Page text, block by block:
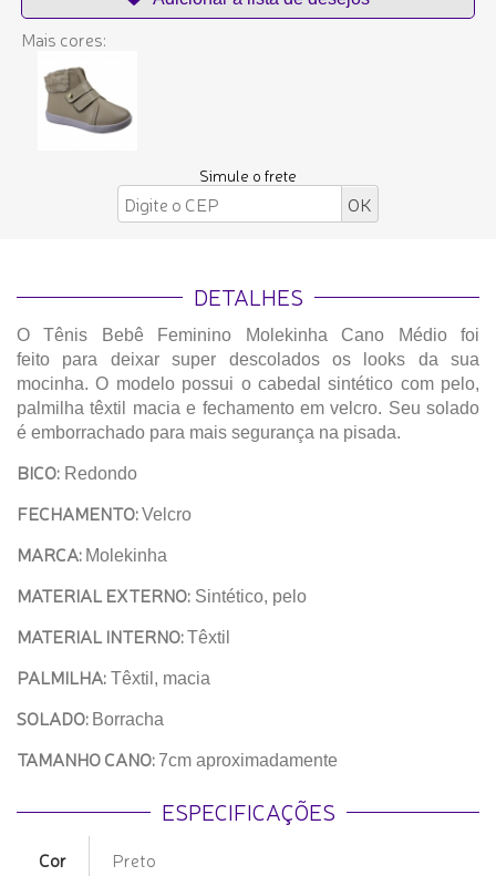
Mais cores:
Simule o frete
DETALHES
O Tênis Bebê Feminino Molekinha Cano Médio foi
feito para deixar super descolados os looks da sua
mocinha. O modelo possui o cabedal sintético com pelo,
palmilha têxtil macia e fechamento em velcro. Seu solado
é emborrachado para mais segurança na pisada.
BICO: Redondo
FECHAMENTO:Velcro
MARCA: Molekinha
MATERIAL EXTERNO: Sintético, pelo
MATERIAL INTERNO:Têxtil
PALMILHA: Têxtil, macia
SOLADO: Borracha
TAMANHO CANO:7cm aproximadamente
ESPECIFICAÇÕES
Cor Preto